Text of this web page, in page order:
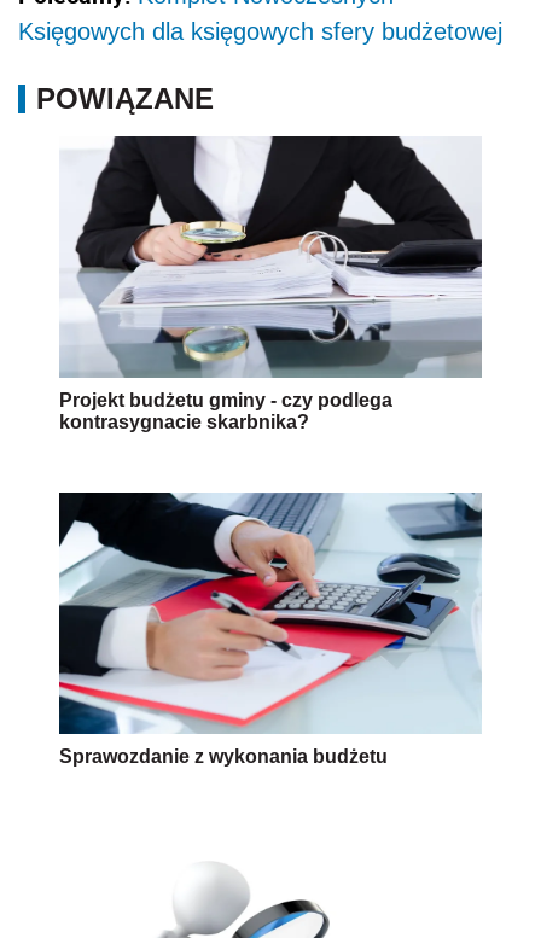
Księgowych dla księgowych sfery budżetowej
POWIĄZANE
Projekt budżetu gminy - czy podlega
kontrasygnacie skarbnika?
Sprawozdanie z wykonania budżetu